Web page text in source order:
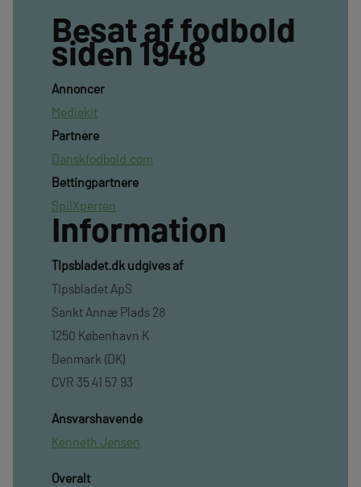
Besat af fodbold
siden 1948
Annoncer
Mediekit
Partnere
Danskfodbold.com
Bettingpartnere
SpilXperten
Information
TIpsbladet.dk udgives af
Tipsbladet ApS
Sankt Annæ Plads 28
1250 København K
Denmark (DK)
CVR 35 41 57 93
Ansvarshavende
Kenneth Jensen
Overalt